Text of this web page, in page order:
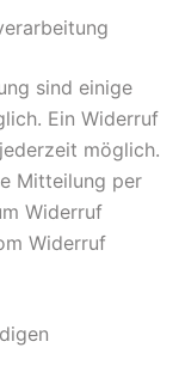
sind einige
Ein Widerruf
möglich.
Mitteilung per
Widerruf
Widerruf